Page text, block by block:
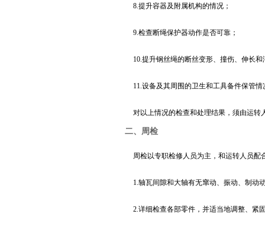
8.提升容器及附属机构的情况；
9.检查断绳保护器动作是否可靠；
10.提升钢丝绳的断丝变形、撞伤、伸长和
11.设备及其周围的卫生和工具备件保管情
对以上情况的检查和处理结果，须由运
二、周检
周检以专职检修人员为主，和运转人员
1.轴瓦间隙和大轴有无窜动、振动、制动
2.详细检查各部零件，并适当地调整、紧